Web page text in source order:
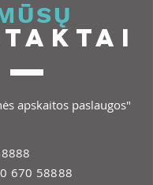
apskaitos paslaugos"
670 58888